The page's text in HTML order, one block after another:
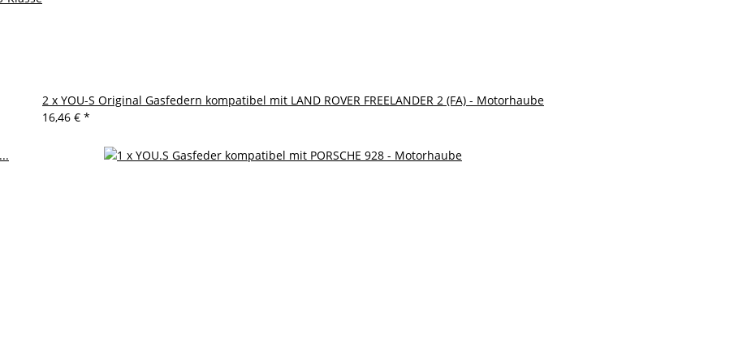
2 x YOU-S Original Gasfedern kompatibel mit LAND ROVER FREELANDER 2 (FA) - Motorhaube
16,46 € *